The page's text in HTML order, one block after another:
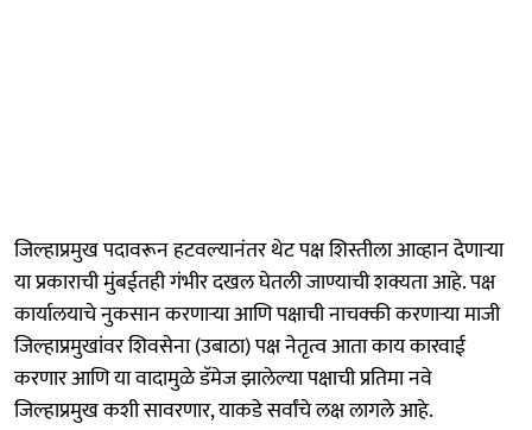
जिल्हाप्रमुख पदावरून हटवल्यानंतर थेट पक्ष शिस्तीला आव्हान देणाऱ्या
या प्रकाराची मुंबईतही गंभीर दखल घेतली जाण्याची शक्यता आहे. पक्ष
कार्यालयाचे नुकसान करणाऱ्या आणि पक्षाची नाचक्की करणाऱ्या माजी
जिल्हाप्रमुखांवर शिवसेना (उबाठा) पक्ष नेतृत्व आता काय कारवाई
करणार आणि या वादामुळे डॅमेज झालेल्या पक्षाची प्रतिमा नवे
जिल्हाप्रमुख कशी सावरणार, याकडे सर्वांचे लक्ष लागले आहे.